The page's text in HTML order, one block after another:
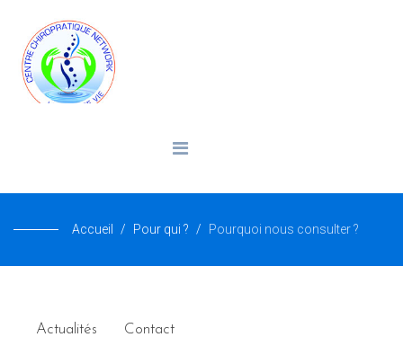
Actualités Contact
Accueil Pour qui ? Pourquoi nous consulter ?